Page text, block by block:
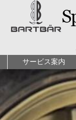
サービス案内